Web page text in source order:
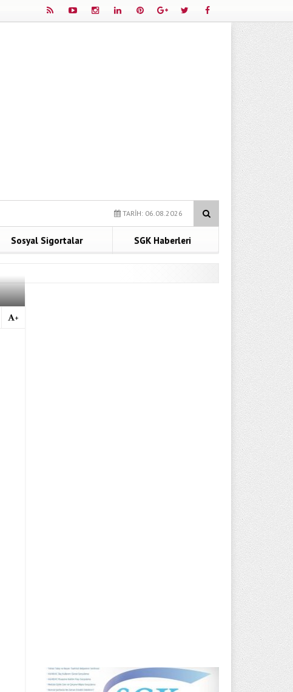
Anadolu Hayat Bireysel Emeklilik Malulen Emeklilik Şartları
TARİH: 06.08.2026
Sosyal Sigortalar SGK Haberleri
+